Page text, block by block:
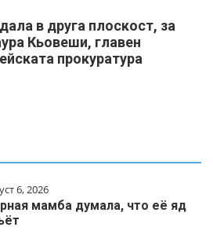
в друга плоскост, за
Кьовеши, главен
прокуратура
6, 2026
мамба думала, что её яд